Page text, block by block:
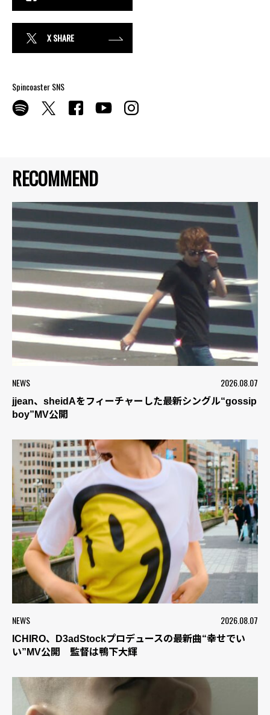
RECOMMEND
NEWS 2026.08.07
jjean、sheidAをフィーチャーした最新シングル“gossip
boy”MV公開
NEWS 2026.08.07
ICHIRO、D3adStockプロデュースの最新曲“幸せでい
い”MV公開 監督は鴨下大輝
X SHARE
Spincoaster SNS